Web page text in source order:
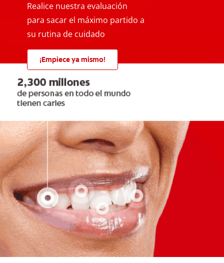
Realice nuestra evaluación
para sacar el máximo partido a
su rutina de cuidado
¡Empiece ya mismo!